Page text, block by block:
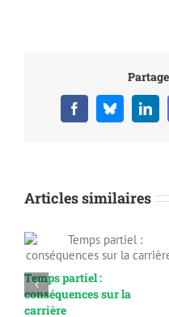
FacebookBluesky
Articles similaires
Fichage : savoir dire
10 mars 2020